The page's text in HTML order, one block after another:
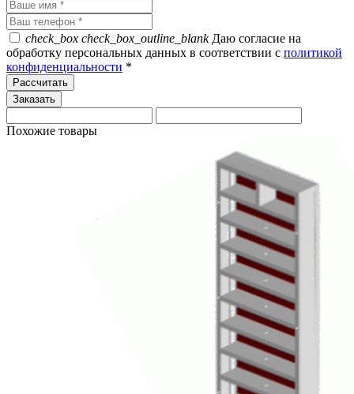
check_box check_box_outline_blankДаю согласие на
обработку персональных данных в соответствии с политикой
конфиденциальности *
Рассчитать
Похожие товары